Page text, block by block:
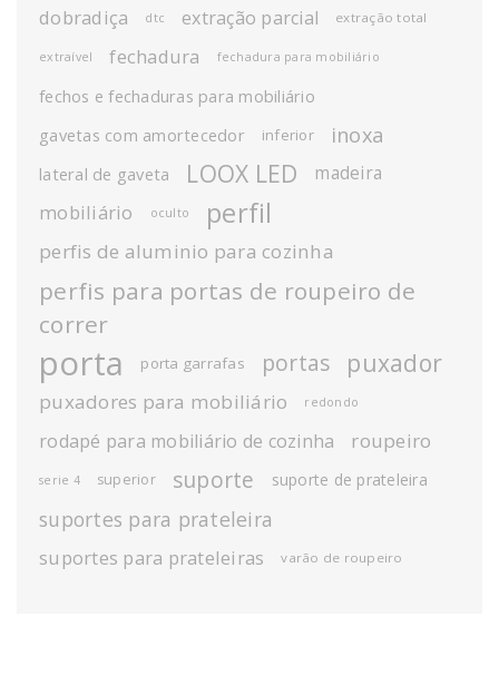
dobradiça dtc extração parcial extração total
extraível fechadura fechadura para mobiliário
fechos e fechaduras para mobiliário
gavetas com amortecedor
inferior inoxa
lateral de gaveta LOOX LED madeira
mobiliário oculto perfil
perfis de aluminio para cozinha
perfis para portas de roupeiro de
correr
porta porta garrafas portas puxador
puxadores para mobiliário redondo
rodapé para mobiliário de cozinha roupeiro
serie 4 superior suporte suporte de prateleira
suportes para prateleira
suportes para prateleiras varão de roupeiro